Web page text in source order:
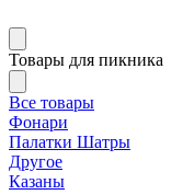
Товары для пикника
Все товары
Фонари
Палатки Шатры
Другое
Казаны